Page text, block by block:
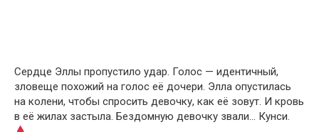
Сердце Эллы пропустило удар. Голос — идентичный,
зловеще похожий на голос её дочери. Элла опустилась
на колени, чтобы спросить девочку, как её зовут. И кровь
в её жилах застыла. Бездомную девочку звали… Кунси.